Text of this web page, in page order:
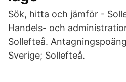
Sök, hitta och jämför -
Handels- och
Sollefteå.
Sverige; Sollefteå.